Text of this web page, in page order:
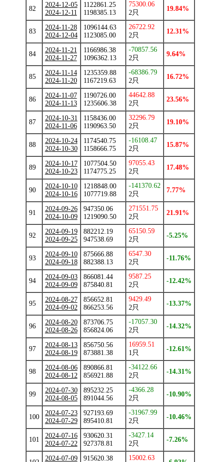
82
2024-12-05
2024-12-11
1122861.25
1198385.13
75300.06
2只
19.84%
83
2024-11-28
2024-12-04
1096144.63
1123085.00
26722.92
2只
12.31%
84
2024-11-21
2024-11-27
1166986.38
1096362.13
-70857.56
2只
9.64%
85
2024-11-14
2024-11-20
1235359.88
1167219.63
-68386.79
2只
16.72%
86
2024-11-07
2024-11-13
1190726.00
1235606.38
44642.88
2只
23.56%
87
2024-10-31
2024-11-06
1158436.00
1190963.50
32296.79
2只
19.10%
88
2024-10-24
2024-10-30
1174540.75
1158666.75
-16108.47
2只
15.87%
89
2024-10-17
2024-10-23
1077504.50
1174775.25
97055.43
2只
17.48%
90
2024-10-10
2024-10-16
1218848.00
1077719.88
-141370.62
2只
7.77%
91
2024-09-26
2024-10-09
947350.06
1219090.50
271551.75
2只
21.91%
92
2024-09-19
2024-09-25
882212.19
947538.69
65150.59
2只
-5.25%
93
2024-09-10
2024-09-18
875666.88
882388.13
6547.30
2只
-11.76%
94
2024-09-03
2024-09-09
866081.44
875840.81
9587.25
2只
-12.42%
95
2024-08-27
2024-09-02
856652.81
866253.56
9429.49
2只
-13.37%
96
2024-08-20
2024-08-26
873706.75
856824.06
-17057.30
2只
-14.32%
97
2024-08-13
2024-08-19
856750.56
873881.38
16959.51
1只
-12.61%
98
2024-08-06
2024-08-12
890866.81
856921.88
-34122.66
2只
-14.31%
99
2024-07-30
2024-08-05
895232.25
891044.56
-4366.28
2只
-10.90%
100
2024-07-23
2024-07-29
927193.69
895410.81
-31967.99
2只
-10.46%
101
2024-07-16
2024-07-22
930620.31
927378.81
-3427.14
2只
-7.26%
2024-07-09 915620.38 15002.63